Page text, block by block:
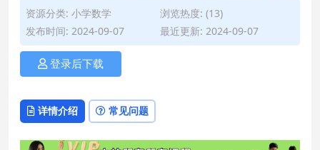
资源分类: 小学数学
浏览热度: (13)
发布时间: 2024-09-07
最近更新: 2024-09-07
登录后下载
详情介绍 常见问题